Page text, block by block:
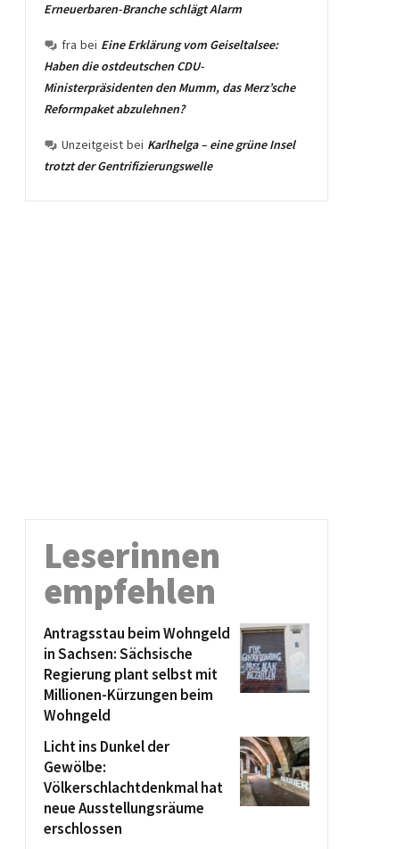
Erneuerbaren-Branche schlägt Alarm
fra bei Eine Erklärung vom Geiseltalsee:
Haben die ostdeutschen CDU-
Ministerpräsidenten den Mumm, das Merz’sche
Reformpaket abzulehnen?
Unzeitgeist bei Karlhelga – eine grüne Insel
trotzt der Gentrifizierungswelle
Leserinnen
empfehlen
Antragsstau beim Wohngeld
in Sachsen: Sächsische
Regierung plant selbst mit
Millionen-Kürzungen beim
Wohngeld
Licht ins Dunkel der
Gewölbe:
Völkerschlachtdenkmal hat
neue Ausstellungsräume
erschlossen